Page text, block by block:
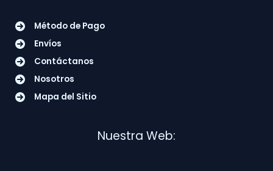
Método de Pago
Envíos
Contáctanos
Nosotros
Mapa del Sitio
Nuestra Web: